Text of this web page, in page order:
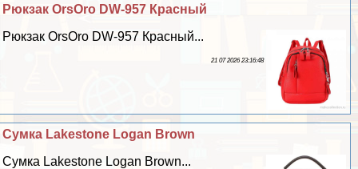
Рюкзак OrsOro DW-957 Красный
Рюкзак OrsOro DW-957 Красный...
21 07 2026 23:16:48
Сумка Lakestone Logan Brown
Сумка Lakestone Logan Brown...